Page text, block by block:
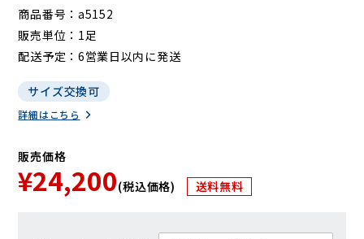
商品番号
a5152
販売単位
1足
配送予定
6営業日以内に発送
サイズ交換可
詳細はこちら
販売価格
¥24,200(税込価格) 送料無料